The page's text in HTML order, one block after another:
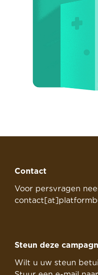
Contact
Voor persvragen
Steun deze
Wilt u uw steun